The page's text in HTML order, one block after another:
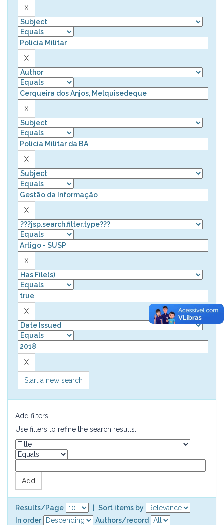
Start a new search
Add filters:
Use filters to refine the search results.
Results/Page
Sort items by
In order
Authors/record